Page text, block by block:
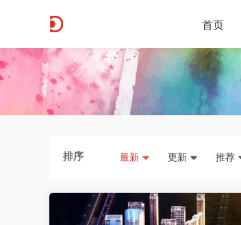
首页
排序 最新 更新 推荐